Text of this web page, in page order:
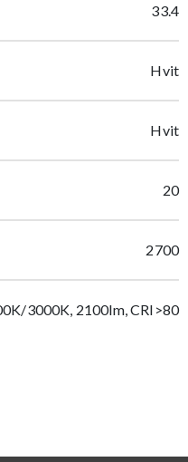
33.4
Hvit
Hvit
20
2700
3000K, 2100lm, CRI>80